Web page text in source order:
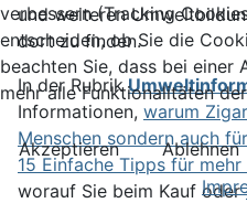
und weiteren
dort zu finden.
In der Rubrik
Informationen, warum
Menschen sondern auch
15 Einfache Tipps für
worauf Sie beim Kauf oder
verbessern (Tracking
entscheiden, ob Sie die
beachten Sie, dass bei einer
mehr alle Funktionalitäten
Akzeptieren
Ablehnen